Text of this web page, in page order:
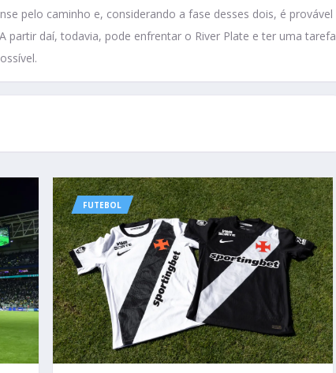
pelo caminho e, considerando a fase desses dois, é provável
partir daí, todavia, pode enfrentar o River Plate e ter uma tarefa
FUTEBOL